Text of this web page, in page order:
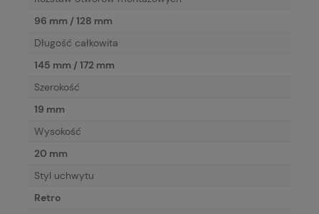
96 mm / 128 mm
Długość całkowita
145 mm / 172 mm
Szerokość
19 mm
Wysokość
20 mm
Styl uchwytu
Retro